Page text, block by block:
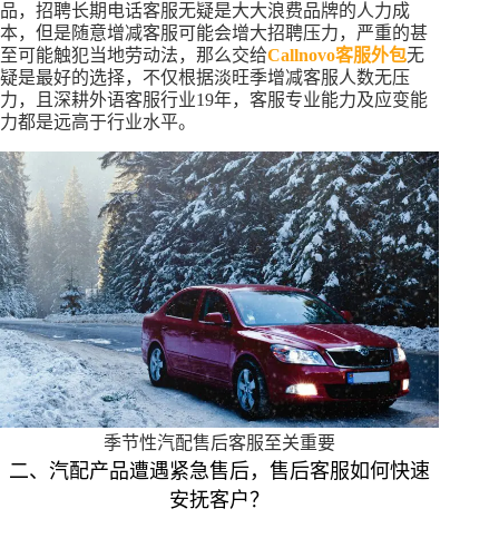
品，招聘长期电话客服无疑是大大浪费品牌的人力成
本，但是随意增减客服可能会增大招聘压力，严重的甚
至可能触犯当地劳动法，那么交给Callnovo客服外包无
疑是最好的选择，不仅根据淡旺季增减客服人数无压
力，且深耕外语客服行业19年，客服专业能力及应变能
力都是远高于行业水平。
季节性汽配售后客服至关重要
二、汽配产品遭遇紧急售后，售后客服如何快速
安抚客户？